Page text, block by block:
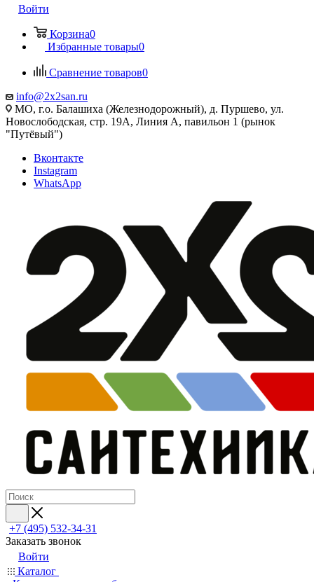
Войти
Корзина0
Избранные товары0
Сравнение товаров0
info@2x2san.ru
МО, г.о. Балашиха (Железнодорожный), д. Пуршево, ул.
Новослободская, стр. 19А, Линия А, павильон 1 (рынок
"Путёвый")
Вконтакте
Instagram
WhatsApp
+7 (495) 532‑34‑31
Заказать звонок
Войти
Каталог